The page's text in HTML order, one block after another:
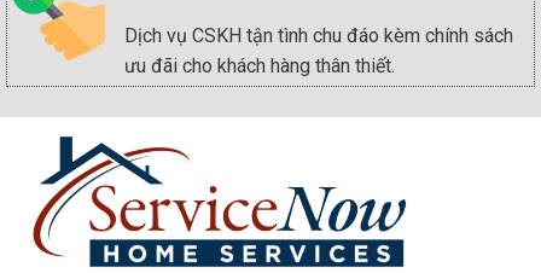
Dịch vụ CSKH tận tình chu đáo kèm chính sách
ưu đãi cho khách hàng thân thiết.